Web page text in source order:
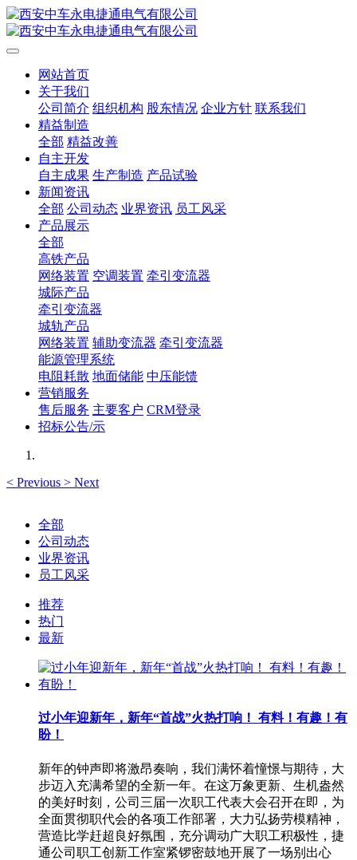
网站首页
关于我们
公司简介 组织机构 股东情况 企业方针 联系我们
精益制造
全部 精益改善
自主开发
自主成果 生产制造 产品试验
新闻资讯
全部 公司动态 业界资讯 员工风采
产品展示
全部
高铁产品
网络装置 空调装置 牵引变流器
城际产品
牵引变流器
城轨产品
网络装置 辅助变流器 牵引变流器
能源管理系统
电阻耗散 地面储能 中压能馈
营销服务
售后服务 主要客户 CRM登录
招标公告/示
< Previous > Next
全部
公司动态
业界资讯
员工风采
推荐
热门
最新
过小年迎新年，新年“首战”火热打响！ 有料！有趣！有
盼！
新年的钟声即将激昂奏响，我们满怀着憧憬与期待，大
步迈入充满希望的全新一年。在这万象更新、生机盎然
的美好时刻，公司三届一次职工代表大会召开在即，为
全面贯彻职代会的各项工作部署，大力弘扬劳模精神，
营造比学赶超良好氛围，充分调动广大职工积极性，捷
通公司职工创新工作室紧锣密鼓地开展了一场别出心